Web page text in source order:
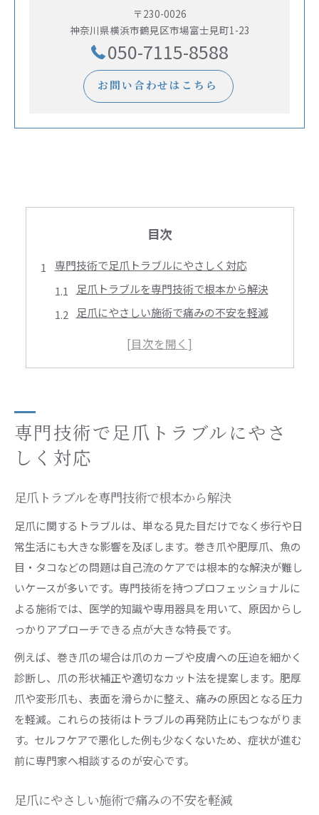
〒230-0026
神奈川県横浜市鶴見区市場富士見町1-23
050-7115-8588
お問い合わせはこちら
目次
専門技術で足爪トラブルにやさしく対応
足爪トラブルを専門技術で根本から解決
足爪にやさしい施術で痛みの不安を軽減
ドクターネイルの評判と専門ケアの違い
足爪の痛み改善を実感した体験談に学ぶ
プロの足爪切りで感じた安心感と変化
角質除去と足爪ケアの相乗効果とは
川崎で選ぶ足爪専門店の評判と満足度
巻き爪や角質に悩む方へ効果的な足爪切り
巻き爪や角質の悩みは足爪切りで解決
足爪ケアで巻き爪の再発リスクを軽減
角質除去と足爪切りのポイント解説
足爪専門店の予約方法と選び方
ドイツ式フットケアで足爪を美しく整える
足爪切りと角質除去の本格ケア体験
プロが行う足爪ケアの効果と評判
足爪トラブル解消へのドイツ式施術法
専門技術で足爪トラブルにやさ
しく対応
足爪トラブルを専門技術で根本から解決
足爪に関するトラブルは、単なる見た目だけでなく歩行や日
常生活にも大きな影響を及ぼします。巻き爪や肥厚爪、魚の
目・タコなどの問題は自己流のケアでは根本的な解決が難し
いケースが多いです。専門技術を持つプロフェッショナルに
よる施術では、医学的知識や専用器具を用いて、原因からし
っかりアプローチできる点が大きな特長です。
例えば、巻き爪の場合は爪のカーブや皮膚への圧迫を細かく
診断し、爪の形状補正や適切なカット法を提案します。肥厚
爪や変形爪も、表面を滑らかに整え、痛みの原因となる圧力
を軽減。これらの技術はトラブルの再発防止にもつながりま
す。セルフケアで悪化した例も少なくないため、症状が進む
前に専門家へ相談するのが安心です。
足爪にやさしい施術で痛みの不安を軽減